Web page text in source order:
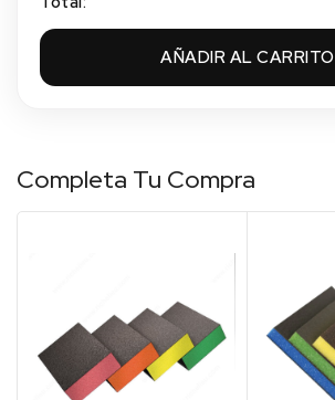
AÑADIR AL CARRITO
Completa Tu Compra